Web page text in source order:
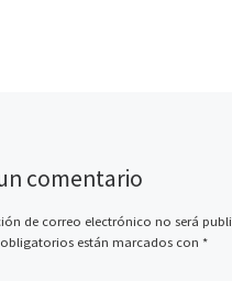
comentario
de correo electrónico no será
están marcados con *